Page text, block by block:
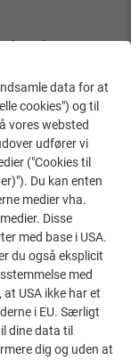
korrekt
påvirkninger fra
(korrosive
Sø eller
hav i
nærheden
+
data for at
cookies") og til
vores websted
udfører vi
("Cookies til
Du kan enten
medier vha.
Disse
med base i USA.
du også eksplicit
med
USA ikke har et
i EU. Særligt
dine data til
dig og uden at